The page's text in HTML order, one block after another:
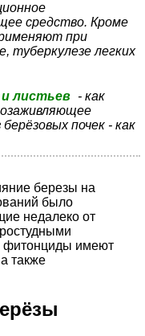
средство. Кроме
при
туберкулезе легких
и листьев - как
почек - как
березы на
было
недалеко от
фитонциды имеют
также